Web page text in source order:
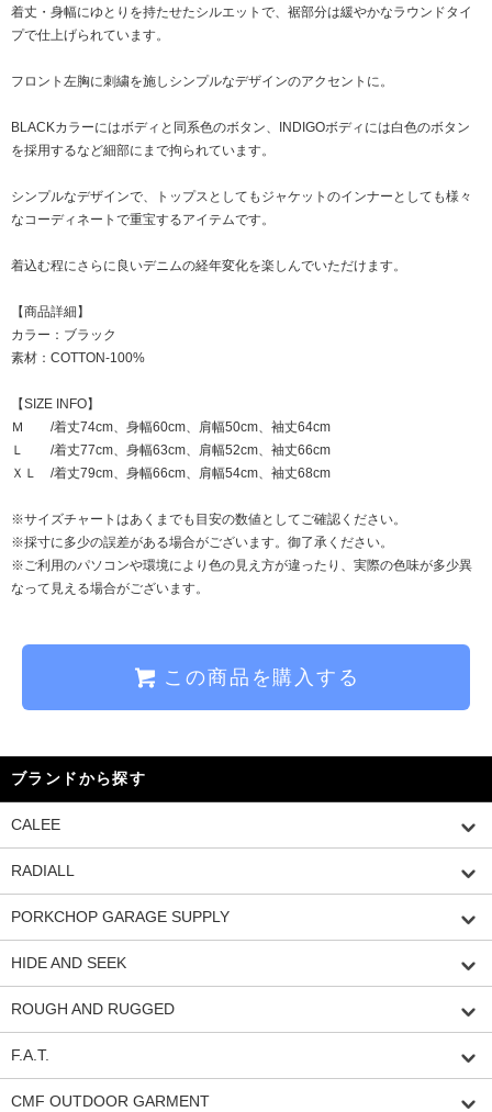
着丈・身幅にゆとりを持たせたシルエットで、裾部分は緩やかなラウンドタイ
プで仕上げられています。
フロント左胸に刺繍を施しシンプルなデザインのアクセントに。
BLACKカラーにはボディと同系色のボタン、INDIGOボディには白色のボタン
を採用するなど細部にまで拘られています。
シンプルなデザインで、トップスとしてもジャケットのインナーとしても様々
なコーディネートで重宝するアイテムです。
着込む程にさらに良いデニムの経年変化を楽しんでいただけます。
【商品詳細】
カラー：ブラック
素材：COTTON-100%
【SIZE INFO】
Ｍ /着丈74cm、身幅60cm、肩幅50cm、袖丈64cm
Ｌ /着丈77cm、身幅63cm、肩幅52cm、袖丈66cm
ＸＬ /着丈79cm、身幅66cm、肩幅54cm、袖丈68cm
※サイズチャートはあくまでも目安の数値としてご確認ください。
※採寸に多少の誤差がある場合がございます。御了承ください。
※ご利用のパソコンや環境により色の見え方が違ったり、実際の色味が多少異
なって見える場合がございます。
この商品を購入する
ブランドから探す
CALEE
RADIALL
PORKCHOP GARAGE SUPPLY
HIDE AND SEEK
ROUGH AND RUGGED
F.A.T.
CMF OUTDOOR GARMENT